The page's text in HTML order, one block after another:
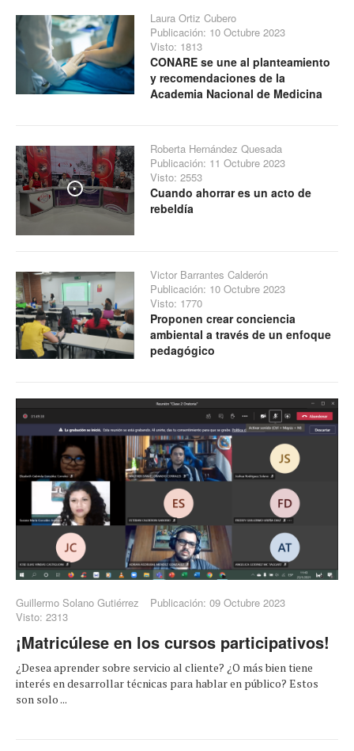
Laura Ortiz Cubero
Publicación: 10 Octubre 2023
Visto: 1813
CONARE se une al planteamiento
y recomendaciones de la
Academia Nacional de Medicina
Play
Roberta Hernández Quesada
Publicación: 11 Octubre 2023
Visto: 2553
Cuando ahorrar es un acto de
rebeldía
Victor Barrantes Calderón
Publicación: 10 Octubre 2023
Visto: 1770
Proponen crear conciencia
ambiental a través de un enfoque
pedagógico
Guillermo Solano Gutiérrez
Publicación: 09 Octubre 2023
Visto: 2313
¡Matricúlese en los cursos participativos!
¿Desea aprender sobre servicio al cliente? ¿O más bien tiene
interés en desarrollar técnicas para hablar en público? Estos
son solo ...